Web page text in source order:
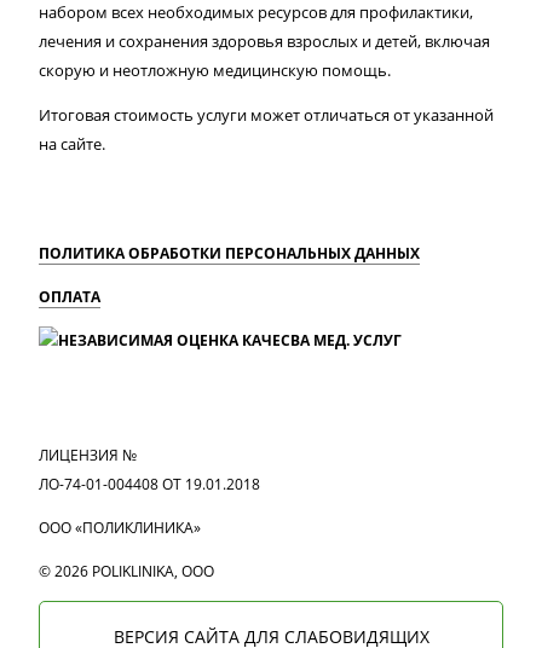
набором всех необходимых ресурсов для профилактики,
лечения и сохранения здоровья взрослых и детей, включая
скорую и неотложную медицинскую помощь.
Итоговая стоимость услуги может отличаться от указанной
на сайте.
ПОЛИТИКА ОБРАБОТКИ ПЕРСОНАЛЬНЫХ ДАННЫХ
ОПЛАТА
ЛИЦЕНЗИЯ №
ЛО-74-01-004408 ОТ 19.01.2018
ООО «ПОЛИКЛИНИКА»
© 2026 POLIKLINIKA, OOO
ВЕРСИЯ САЙТА ДЛЯ СЛАБОВИДЯЩИХ